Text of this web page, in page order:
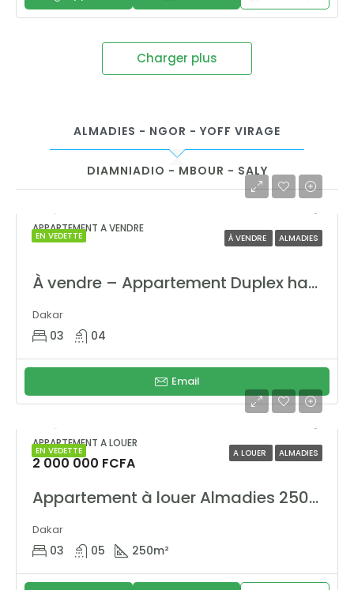
Charger plus
ALMADIES - NGOR - YOFF VIRAGE
DIAMNIADIO - MBOUR - SALY
EN VEDETTE À VENDRE ALMADIES
APPARTEMENT A VENDRE
À vendre – Appartement Duplex haut standing aux Almadies
Dakar
03 04
Email
EN VEDETTE A LOUER ALMADIES
APPARTEMENT A LOUER
2 000 000 FCFA
Appartement à louer Almadies 250 m² vue mer – Résidence NGALOU
Dakar
03 05 250m²